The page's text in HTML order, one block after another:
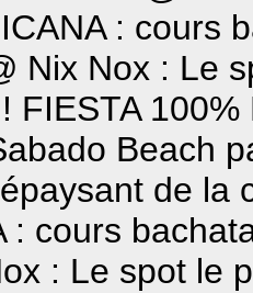
: cours
Nix Nox : Le
FIESTA
Beach
de la
: cours
: Le spot le